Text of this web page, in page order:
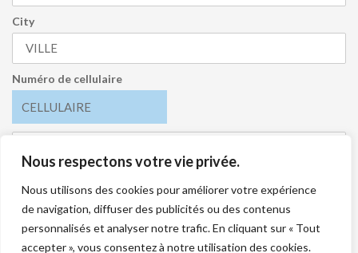
Nous respectons votre vie privée.
Nous utilisons des cookies pour améliorer votre expérience
de navigation, diffuser des publicités ou des contenus
personnalisés et analyser notre trafic. En cliquant sur « Tout
accepter », vous consentez à notre utilisation des cookies.
City
Numéro de cellulaire
J’accepte de recevoir l’infolettre et je comprends que je
peux me désabonner en tout temps.
S'INSCRIRE